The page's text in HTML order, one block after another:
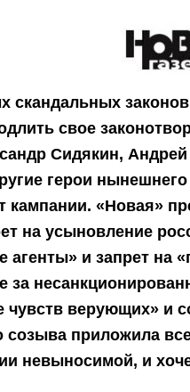
скандальных
свое
Сидякин,
герои
кампании. «Новая»
на усыновление
агенты» и запрет на
за
чувств верующих» и
созыва приложила
невыносимой, и